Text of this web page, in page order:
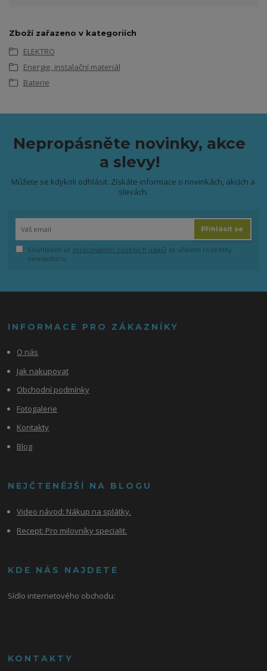
Zboží zařazeno v kategoriích
ELEKTRO
Energie, instalační materiál
Baterie
Nepropásněte novinky, akce
a slevy!
Můžete se kdykoli odhlásit. Získáte informace o novinkách, akcích a
slevách.
Přihlásit se
Souhlasím se zpracováním osobních údajů za účelem rozesílky
newsletteru.
INFORMACE PRO ZÁKAZNÍKY
O nás
Jak nakupovat
Obchodní podmínky
Fotogalerie
Kontakty
Blog
NEJČTENĚJŠÍ NA BLOGU
Video návod: Nákup na splátky.
Recept: Pro milovníky specialit.
KDE NÁS NAJDETE
Sídlo internetového obchodu:
KONTAKTY